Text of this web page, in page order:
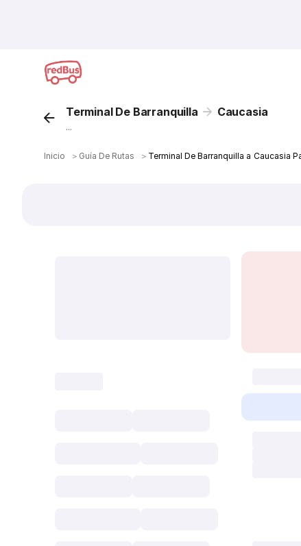
Terminal De Barranquilla Caucasia
...
Inicio ＞ Guía De Rutas ＞ Terminal De Barranquilla a Caucasia